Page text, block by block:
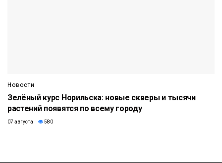
Новости
Зелёный курс Норильска: новые скверы и тысячи
растений появятся по всему городу
07 августа 580